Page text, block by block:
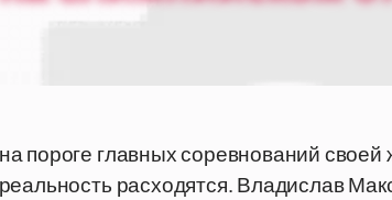
пороге главных соревнований своей
расходятся. Владислав